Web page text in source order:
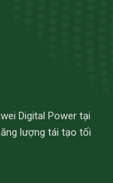
Digital Power tại
lượng tái tạo tối